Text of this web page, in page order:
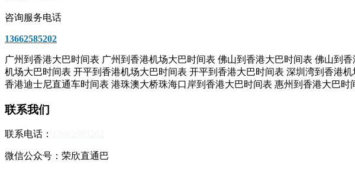
咨询服务电话
13662585202
广州到香港大巴时间表 广州到香港机场大巴时间表 佛山到香港大巴时间表 佛山到
机场大巴时间表 开平到香港机场大巴时间表 开平到香港大巴时间表 深圳湾到香港
香港迪士尼直通车时间表 港珠澳大桥珠海口岸到香港大巴时间表 惠州到香港大巴时
联系我们
联系电话：
微信公众号：荣欣直通巴